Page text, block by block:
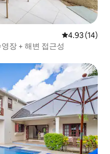
평점 4.93점
4.93 (14)
장 + 해변 접근성